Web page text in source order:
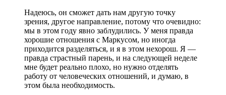
Надеюсь, он сможет дать нам другую точку
зрения, другое направление, потому что очевидно:
мы в этом году явно заблудились. У меня правда
хорошие отношения с Маркусом, но иногда
приходится разделяться, и я в этом нехорош. Я —
правда страстный парень, и на следующей неделе
мне будет реально плохо, но нужно отделять
работу от человеческих отношений, и думаю, в
этом была необходимость.